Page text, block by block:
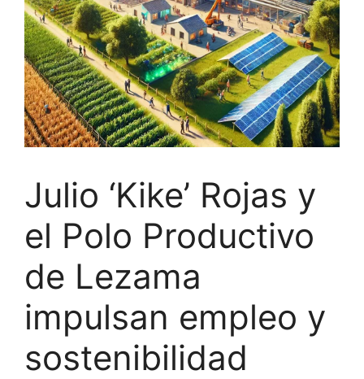
Julio ‘Kike’ Rojas y
el Polo Productivo
de Lezama
impulsan empleo y
sostenibilidad